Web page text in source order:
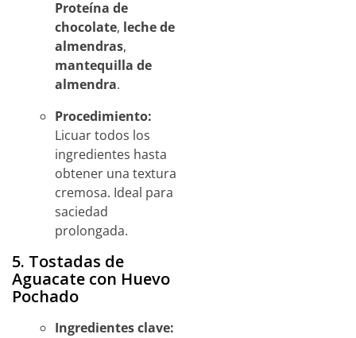
Proteína de
chocolate, leche de
almendras,
mantequilla de
almendra.
Procedimiento:
Licuar todos los
ingredientes hasta
obtener una textura
cremosa. Ideal para
saciedad
prolongada.
5. Tostadas de
Aguacate con Huevo
Pochado
Ingredientes clave: